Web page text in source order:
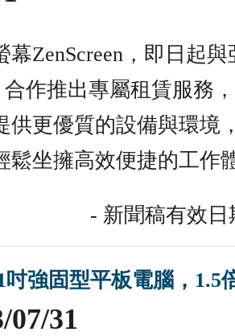
幕ZenScreen，即日起
合作推出專屬租賃服務
供更優質的設備與環境
鬆坐擁高效便捷的工作
- 新聞稿有效日
吋強固型平板電腦，1.5
07/31